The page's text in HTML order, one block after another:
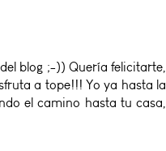
blog ;-)) Quería felicitarte,
a tope!!! Yo ya hasta la
el camino hasta tu casa,